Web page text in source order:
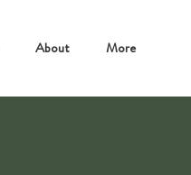
About More